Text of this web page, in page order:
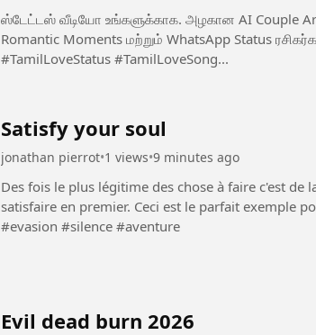
ஸ்டேட்டஸ் வீடியோ உங்களுக்காக. அழகான AI Couple
Romantic Moments மற்றும் WhatsApp Status
#TamilLoveStatus #TamilLoveSong...
Satisfy your soul
jonathan pierrot•1 views•9 minutes ago
Des fois le plus légitime des chose à faire c'est de
satisfaire en premier. Ceci est le parfait exemple pour Hossam
#evasion #silence #aventure
Evil dead burn 2026